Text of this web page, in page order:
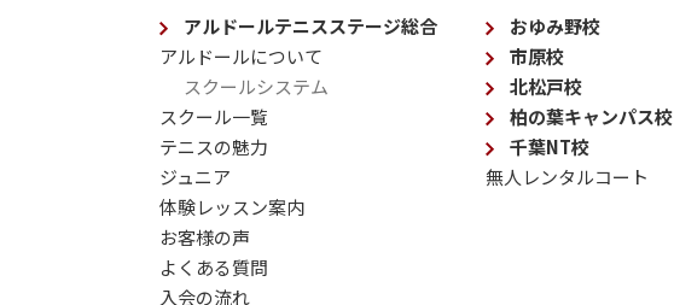
アルドールテニスステージ総合
アルドールについて
スクールシステム
スクール一覧
テニスの魅力
ジュニア
体験レッスン案内
お客様の声
よくある質問
入会の流れ
おゆみ野校
市原校
北松戸校
柏の葉キャンパス校
千葉NT校
無人レンタルコート